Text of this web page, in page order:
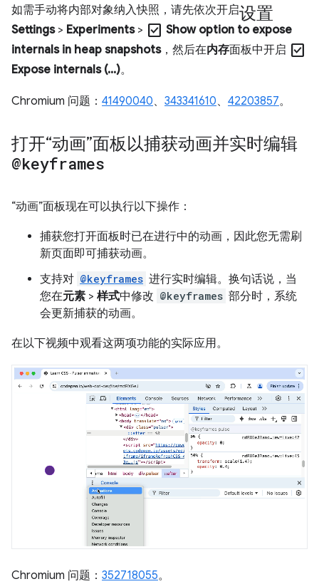
如需手动将内部对象纳入快照，请先依次开启设置
Settings> Experiments> check_box Show option to expose
internals in heap snapshots，然后在内存面板中开启 check_box
Expose internals (...)。
Chromium 问题： 41490040、 343341610、 42203857。
打开“动画”面板以捕获动画并实时编辑
@keyframes
“动画”面板现在可以执行以下操作：
捕获您打开面板时已在进行中的动画，因此您无需刷
新页面即可捕获动画。
支持对 @keyframes 进行实时编辑。换句话说，当
您在元素 > 样式中修改 @keyframes 部分时，系统
会更新捕获的动画。
在以下视频中观看这两项功能的实际应用。
Chromium 问题： 352718055。